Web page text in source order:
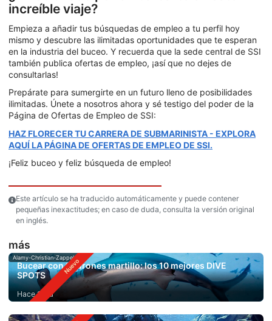
increíble viaje?
Empieza a añadir tus búsquedas de empleo a tu perfil hoy
mismo y descubre las ilimitadas oportunidades que te esperan
en la industria del buceo. Y recuerda que la sede central de SSI
también publica ofertas de empleo, ¡así que no dejes de
consultarlas!
Prepárate para sumergirte en un futuro lleno de posibilidades
ilimitadas. Únete a nosotros ahora y sé testigo del poder de la
Página de Ofertas de Empleo de SSI:
HAZ FLORECER TU CARRERA DE SUBMARINISTA - EXPLORA
AQUÍ LA PÁGINA DE OFERTAS DE EMPLEO DE SSI.
¡Feliz buceo y feliz búsqueda de empleo!
Este artículo se ha traducido automáticamente y puede contener
pequeñas inexactitudes; en caso de duda, consulta la versión original
en inglés.
más
Alamy-Christian-Zappel
Bucear con tiburones martillo: los 10 mejores DIVE
SPOTS
Hace 1 día